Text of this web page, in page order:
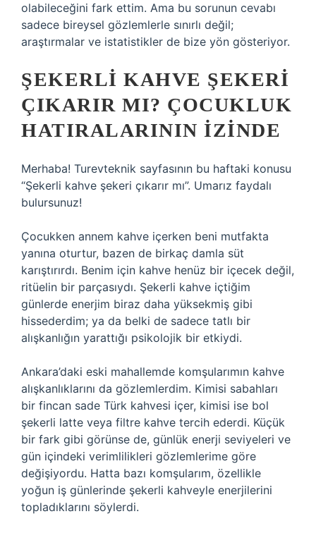
olabileceğini fark ettim. Ama bu sorunun cevabı
sadece bireysel gözlemlerle sınırlı değil;
araştırmalar ve istatistikler de bize yön gösteriyor.
ŞEKERLI KAHVE ŞEKERI
ÇIKARIR MI? ÇOCUKLUK
HATIRALARININ IZINDE
Merhaba! Turevteknik sayfasının bu haftaki konusu
“Şekerli kahve şekeri çıkarır mı”. Umarız faydalı
bulursunuz!
Çocukken annem kahve içerken beni mutfakta
yanına oturtur, bazen de birkaç damla süt
karıştırırdı. Benim için kahve henüz bir içecek değil,
ritüelin bir parçasıydı. Şekerli kahve içtiğim
günlerde enerjim biraz daha yüksekmiş gibi
hissederdim; ya da belki de sadece tatlı bir
alışkanlığın yarattığı psikolojik bir etkiydi.
Ankara’daki eski mahallemde komşularımın kahve
alışkanlıklarını da gözlemlerdim. Kimisi sabahları
bir fincan sade Türk kahvesi içer, kimisi ise bol
şekerli latte veya filtre kahve tercih ederdi. Küçük
bir fark gibi görünse de, günlük enerji seviyeleri ve
gün içindeki verimlilikleri gözlemlerime göre
değişiyordu. Hatta bazı komşularım, özellikle
yoğun iş günlerinde şekerli kahveyle enerjilerini
topladıklarını söylerdi.